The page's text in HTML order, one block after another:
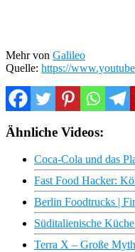
Mehr von Galileo
Quelle: https://
Ähnliche Videos:
Coca-Cola und das
Fast Food Hacker:
Berlin Foodtrucks |
Süditalienische
Terra X – Große